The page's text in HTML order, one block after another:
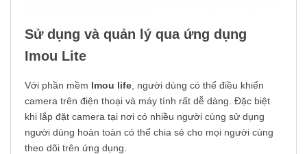
Sử dụng và quản lý qua ứng dụng
Imou Lite
Với phần mềm Imou life , người dùng có thể điều khiển
camera trên điện thoại và máy tính rất dễ dàng. Đặc biệt
khi lắp đặt camera tại nơi có nhiều người cùng sử dụng
người dùng hoàn toàn có thể chia sẻ cho mọi người cùng
theo dõi trên ứng dụng.